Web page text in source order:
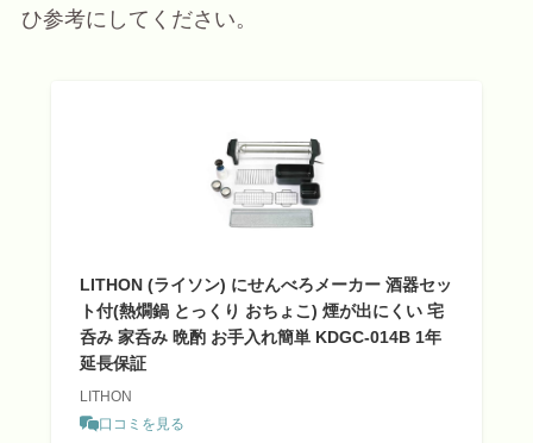
ひ参考にしてください。
LITHON (ライソン) にせんべろメーカー 酒器セッ
ト付(熱燗鍋 とっくり おちょこ) 煙が出にくい 宅
呑み 家呑み 晩酌 お手入れ簡単 KDGC-014B 1年
延長保証
LITHON
口コミを見る